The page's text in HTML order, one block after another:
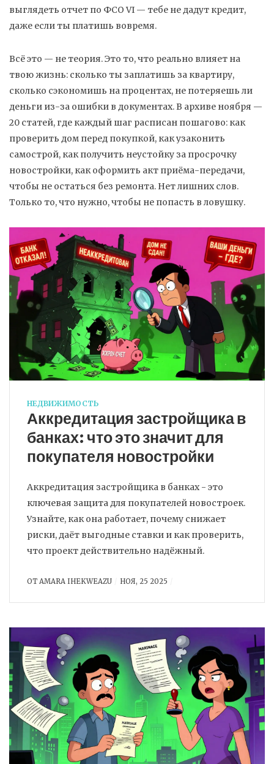
выглядеть отчет по ФСО VI — тебе не дадут кредит,
даже если ты платишь вовремя.
Всё это — не теория. Это то, что реально влияет на
твою жизнь: сколько ты заплатишь за квартиру,
сколько сэкономишь на процентах, не потеряешь ли
деньги из-за ошибки в документах. В архиве ноября —
20 статей, где каждый шаг расписан пошагово: как
проверить дом перед покупкой, как узаконить
самострой, как получить неустойку за просрочку
новостройки, как оформить акт приёма-передачи,
чтобы не остаться без ремонта. Нет лишних слов.
Только то, что нужно, чтобы не попасть в ловушку.
НЕДВИЖИМОСТЬ
Аккредитация застройщика в
банках: что это значит для
покупателя новостройки
Аккредитация застройщика в банках - это
ключевая защита для покупателей новостроек.
Узнайте, как она работает, почему снижает
риски, даёт выгодные ставки и как проверить,
что проект действительно надёжный.
ОТ AMARA IHEKWEAZU НОЯ, 25 2025